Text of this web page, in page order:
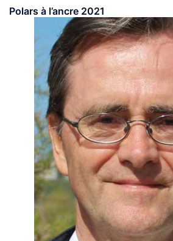
Polars à l’ancre 2021